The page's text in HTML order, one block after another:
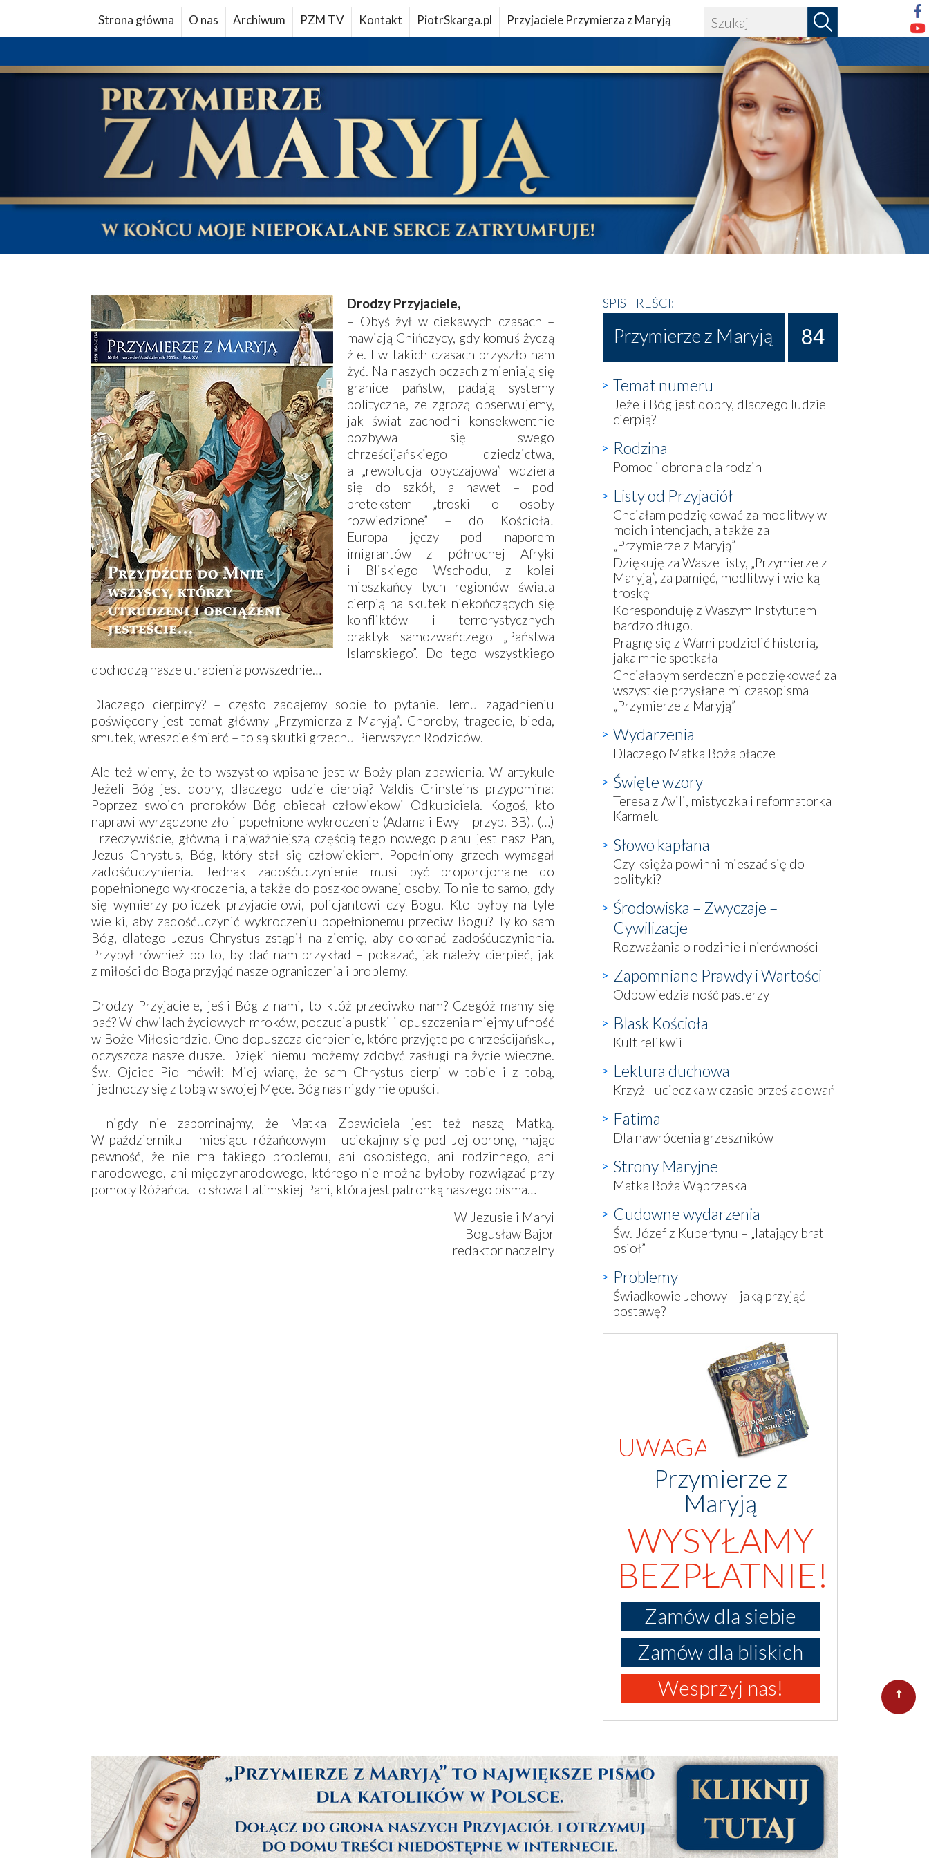
Strona główna O nas Archiwum PZM TV Kontakt PiotrSkarga.pl Przyjaciele Przymierza z Maryją
Drodzy Przyjaciele,
– Obyś żył w ciekawych czasach –
mawiają Chińczycy, gdy komuś życzą
źle. I w takich czasach przyszło nam
żyć. Na naszych oczach zmieniają się
granice państw, padają systemy
polityczne, ze zgrozą obserwujemy,
jak świat zachodni konsekwentnie
pozbywa się swego
chrześcijańskiego dziedzictwa,
a „rewolucja obyczajowa” wdziera
się do szkół, a nawet – pod
pretekstem „troski o osoby
rozwiedzione” – do Kościoła!
Europa jęczy pod naporem
imigrantów z północnej Afryki
i Bliskiego Wschodu, z kolei
mieszkańcy tych regionów świata
cierpią na skutek niekończących się
konfliktów i terrorystycznych
praktyk samozwańczego „Państwa
Islamskiego”. Do tego wszystkiego
dochodzą nasze utrapienia powszednie…
Dlaczego cierpimy? – często zadajemy sobie to pytanie. Temu zagadnieniu
poświęcony jest temat główny „Przymierza z Maryją”. Choroby, tragedie, bieda,
smutek, wreszcie śmierć – to są skutki grzechu Pierwszych Rodziców.
Ale też wiemy, że to wszystko wpisane jest w Boży plan zbawienia. W ­artykule
Jeżeli Bóg jest dobry, dlaczego ludzie cierpią? Valdis Grinsteins przypomina:
Poprzez swoich proroków Bóg obiecał człowiekowi Odkupiciela. Kogoś, kto
naprawi wyrządzone zło i popełnione wykroczenie (Adama i Ewy – przyp. BB). (…)
I rzeczywiście, główną i najważniejszą częścią tego nowego planu jest nasz Pan,
Jezus Chrystus, Bóg, który stał się człowiekiem. Popełniony grzech wymagał
zadośćuczynienia. Jednak zadośćuczynienie musi być proporcjonalne do
popełnionego wykroczenia, a także do poszkodowanej osoby. To nie to samo, gdy
się wymierzy policzek przyjacielowi, policjantowi czy Bogu. Kto byłby na tyle
wielki, aby zadośćuczynić wykroczeniu popełnionemu przeciw Bogu? Tylko sam
Bóg, dlatego Jezus Chrystus zstąpił na ziemię, aby dokonać zadośćuczynienia.
Przybył również po to, by dać nam przykład – pokazać, jak należy cierpieć, jak
z miłości do Boga przyjąć nasze ograniczenia i problemy.
Drodzy Przyjaciele, jeśli Bóg z nami, to któż przeciwko nam? Czegóż mamy się
bać? W chwilach życiowych mroków, poczucia pustki i opuszczenia miejmy ufność
w Boże Miłosierdzie. Ono dopuszcza cierpienie, które przyjęte po chrześcijańsku,
oczyszcza nasze dusze. Dzięki niemu możemy zdobyć zasługi na życie wieczne.
Św. Ojciec Pio mówił: Miej wiarę, że sam Chrystus cierpi w tobie i z tobą,
i jednoczy się z tobą w swojej Męce. Bóg nas nigdy nie opuści!
I nigdy nie zapominajmy, że Matka Zbawiciela jest też naszą Matką.
W październiku – miesiącu różańcowym – uciekajmy się pod Jej obronę, mając
pewność, że nie ma takiego problemu, ani osobistego, ani rodzinnego, ani
narodowego, ani międzynarodowego, którego nie można byłoby rozwiązać przy
pomocy Różańca. To słowa Fatimskiej Pani, która jest patronką naszego pisma…
W Jezusie i Maryi
Bogusław Bajor
redaktor naczelny
SPIS TREŚCI:
Przymierze z Maryją 84
Temat numeru
Jeżeli Bóg jest dobry, dlaczego ludzie
cierpią?
Rodzina
Pomoc i obrona dla rodzin
Listy od Przyjaciół
Chciałam podziękować za modlitwy w
moich intencjach, a także za
„Przymierze z Maryją”
Dziękuję za Wasze listy, „Przymierze z
Maryją”, za pamięć, modlitwy i wielką
troskę
Koresponduję z Waszym Instytutem
bardzo długo.
Pragnę się z Wami podzielić historią,
jaka mnie spotkała
Chciałabym serdecznie podziękować za
wszystkie przysłane mi czasopisma
„Przymierze z Maryją”
Wydarzenia
Dlaczego Matka Boża płacze
Święte wzory
Teresa z Avili, mistyczka i reformatorka
Karmelu
Słowo kapłana
Czy księża powinni mieszać się do
polityki?
Środowiska – Zwyczaje –
Cywilizacje
Rozważania o rodzinie i nierówności
Zapomniane Prawdy i Wartości
Odpowiedzialność pasterzy
Blask Kościoła
Kult relikwii
Lektura duchowa
Krzyż - ucieczka w czasie prześladowań
Fatima
Dla nawrócenia grzeszników
Strony Maryjne
Matka Boża Wąbrzeska
Cudowne wydarzenia
Św. Józef z Kupertynu – „latający brat
osioł”
Problemy
Świadkowie Jehowy – jaką przyjąć
postawę?
UWAGA!
Przymierze z
Maryją
WYSYŁAMY
BEZPŁATNIE!
Zamów dla siebie
Zamów dla bliskich
Wesprzyj nas!